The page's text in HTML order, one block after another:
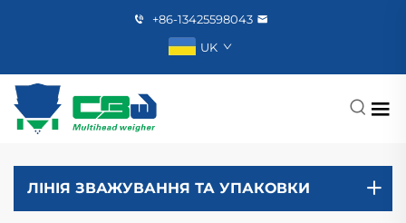
+86-13425598043
UK
ЛІНІЯ ЗВАЖУВАННЯ ТА УПАКОВКИ